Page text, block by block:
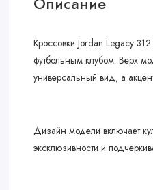
Кроссовки Jordan Legacy
футбольным клубом. Верх
универсальный вид, а
Дизайн модели включает
эксклюзивности и